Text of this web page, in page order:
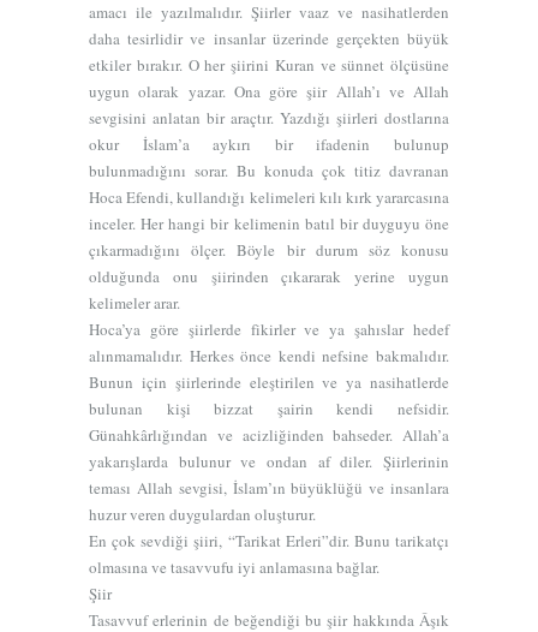
amacı ile yazılmalıdır. Şiirler vaaz ve nasihatlerden
daha tesirlidir ve insanlar üzerinde gerçekten büyük
etkiler bırakır. O her şiirini Kuran ve sünnet ölçüsüne
uygun olarak yazar. Ona göre şiir Allah’ı ve Allah
sevgisini anlatan bir araçtır. Yazdığı şiirleri dostlarına
okur İslam’a aykırı bir ifadenin bulunup
bulunmadığını sorar. Bu konuda çok titiz davranan
Hoca Efendi, kullandığı kelimeleri kılı kırk yararcasına
inceler. Her hangi bir kelimenin batıl bir duyguyu öne
çıkarmadığını ölçer. Böyle bir durum söz konusu
olduğunda onu şiirinden çıkararak yerine uygun
kelimeler arar.
Hoca’ya göre şiirlerde fikirler ve ya şahıslar hedef
alınmamalıdır. Herkes önce kendi nefsine bakmalıdır.
Bunun için şiirlerinde eleştirilen ve ya nasihatlerde
bulunan kişi bizzat şairin kendi nefsidir.
Günahkârlığından ve acizliğinden bahseder. Allah’a
yakarışlarda bulunur ve ondan af diler. Şiirlerinin
teması Allah sevgisi, İslam’ın büyüklüğü ve insanlara
huzur veren duygulardan oluşturur.
En çok sevdiği şiiri, “Tarikat Erleri”dir. Bunu tarikatçı
olmasına ve tasavvufu iyi anlamasına bağlar.
Şiir
Tasavvuf erlerinin de beğendiği bu şiir hakkında Âşık